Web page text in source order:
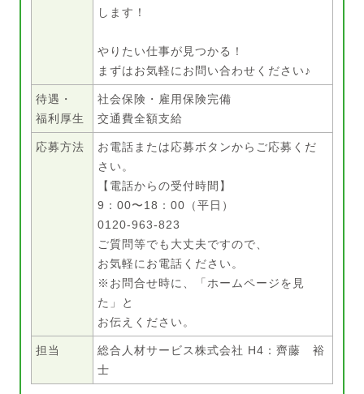
します！
やりたい仕事が見つかる！
まずはお気軽にお問い合わせください♪
待遇・
福利厚生
社会保険・雇用保険完備
交通費全額支給
応募方法
お電話または応募ボタンからご応募くだ
さい。
【電話からの受付時間】
9：00〜18：00（平日）
0120-963-823
ご質問等でも大丈夫ですので、
お気軽にお電話ください。
※お問合せ時に、「ホームページを見
た」と
お伝えください。
担当
総合人材サービス株式会社 H4：齊藤 裕
士